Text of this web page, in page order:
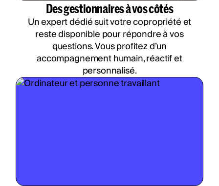
Des gestionnaires à vos côtés
Un expert dédié suit votre copropriété et
reste disponible pour répondre à vos
questions. Vous profitez d’un
accompagnement humain, réactif et
personnalisé.